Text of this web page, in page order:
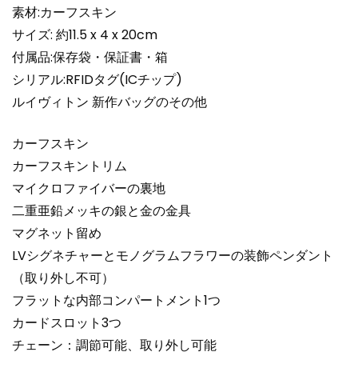
素材:カーフスキン
サイズ: 約11.5 x 4 x 20cm
付属品:保存袋・保証書・箱
シリアル:RFIDタグ(ICチップ)
ルイヴィトン 新作バッグのその他
カーフスキン
カーフスキントリム
マイクロファイバーの裏地
二重亜鉛メッキの銀と金の金具
マグネット留め
LVシグネチャーとモノグラムフラワーの装飾ペンダント
（取り外し不可）
フラットな内部コンパートメント1つ
カードスロット3つ
チェーン：調節可能、取り外し可能